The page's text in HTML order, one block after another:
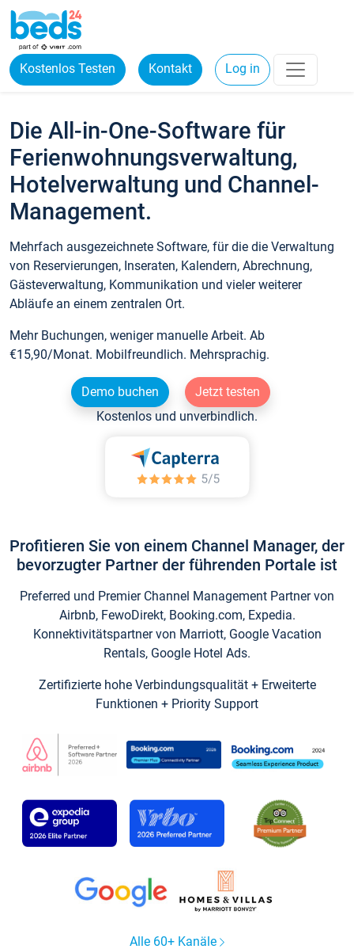
Kostenlos Testen Kontakt Log in
Die All-in-One-Software für
Ferienwohnungsverwaltung,
Hotelverwaltung und Channel-
Management.
Mehrfach ausgezeichnete Software, für die die Verwaltung
von Reservierungen, Inseraten, Kalendern, Abrechnung,
Gästeverwaltung, Kommunikation und vieler weiterer
Abläufe an einem zentralen Ort.
Mehr Buchungen, weniger manuelle Arbeit. Ab
€15,90/Monat. Mobilfreundlich. Mehrsprachig.
Demo buchen
Jetzt testen
Kostenlos und unverbindlich.
Profitieren Sie von einem Channel Manager, der
bevorzugter Partner der führenden Portale ist
Preferred und Premier Channel Management Partner von
Airbnb, FewoDirekt, Booking.com, Expedia.
Konnektivitätspartner von Marriott, Google Vacation
Rentals, Google Hotel Ads.
Zertifizierte hohe Verbindungsqualität + Erweiterte
Funktionen + Priority Support
Alle 60+ Kanäle